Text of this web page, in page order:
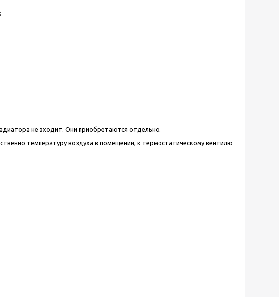
не входит. Они приобретаются отдельно.
температуру воздуха в помещении, к термостатическому вентилю